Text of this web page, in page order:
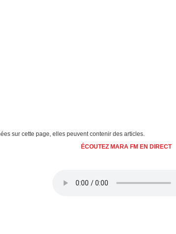
sur cette page, elles peuvent contenir des articles.
ÉCOUTEZ MARA FM EN DIRECT